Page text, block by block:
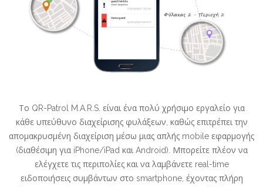
Το QR-Patrol M.A.R.S. είναι ένα πολύ χρήσιμο εργαλείο για
κάθε υπεύθυνο διαχείρισης φυλάξεων, καθώς επιτρέπει την
απομακρυσμένη διαχείριση μέσω μιας απλής mobile εφαρμογής
(διαθέσιμη για iPhone/iPadκαιAndroid). Μπορείτε πλέον να
ελέγχετε τις περιπολίες και να λαμβάνετε real-time
ειδοποιήσεις συμβάντων στο smartphone, έχοντας πλήρη